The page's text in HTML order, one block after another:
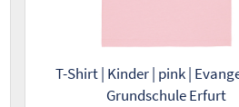
T-Shirt | Kinder | pink |
Grundschule Erfurt